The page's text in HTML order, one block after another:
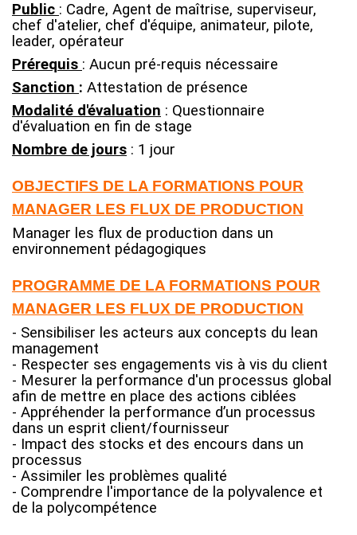
Public : Cadre, Agent de maîtrise, superviseur,
chef d'atelier, chef d'équipe, animateur, pilote,
leader, opérateur
Prérequis : Aucun pré-requis nécessaire
Sanction : Attestation de présence
Modalité d'évaluation : Questionnaire
d'évaluation en fin de stage
Nombre de jours : 1 jour
OBJECTIFS DE LA FORMATIONS POUR
MANAGER LES FLUX DE PRODUCTION
Manager les flux de production dans un
environnement pédagogiques
PROGRAMME DE LA FORMATIONS POUR
MANAGER LES FLUX DE PRODUCTION
- Sensibiliser les acteurs aux concepts du lean
management
- Respecter ses engagements vis à vis du client
- Mesurer la performance d'un processus global
afin de mettre en place des actions ciblées
- Appréhender la performance d’un processus
dans un esprit client/fournisseur
- Impact des stocks et des encours dans un
processus
- Assimiler les problèmes qualité
- Comprendre l'importance de la polyvalence et
de la polycompétence